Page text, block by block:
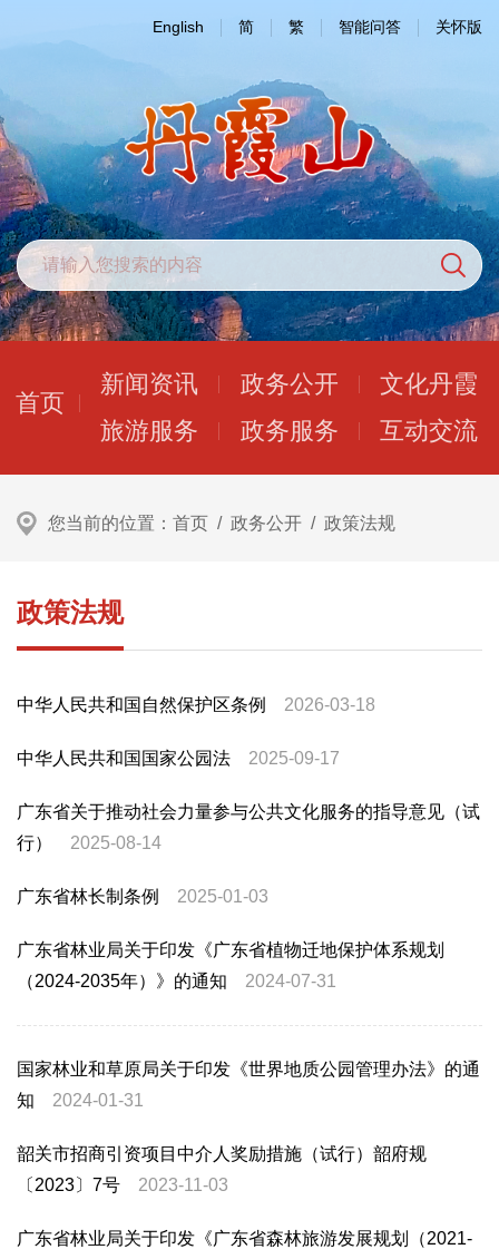
English 简 繁 智能问答 关怀版
首页
新闻资讯 政务公开
文化丹霞
旅游服务
政务服务 互动交流
您当前的位置： 首页 / 政务公开 / 政策法规
政策法规
中华人民共和国自然保护区条例 2026-03-18
中华人民共和国国家公园法 2025-09-17
广东省关于推动社会力量参与公共文化服务的指导意见（试
行）
2025-08-14
广东省林长制条例 2025-01-03
广东省林业局关于印发《广东省植物迁地保护体系规划
（2024-2035年）》的通知
2024-07-31
国家林业和草原局关于印发《世界地质公园管理办法》的通
知
2024-01-31
韶关市招商引资项目中介人奖励措施（试行）韶府规
〔2023〕7号
2023-11-03
广东省林业局关于印发《广东省森林旅游发展规划（2021-